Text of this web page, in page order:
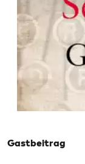
Gastbeitrag